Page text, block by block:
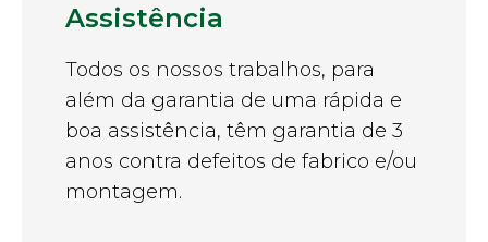
Assistência
Todos os nossos trabalhos, para
além da garantia de uma rápida e
boa assistência, têm garantia de 3
anos contra defeitos de fabrico e/ou
montagem.